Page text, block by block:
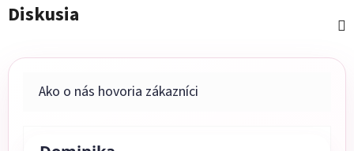
Diskusia